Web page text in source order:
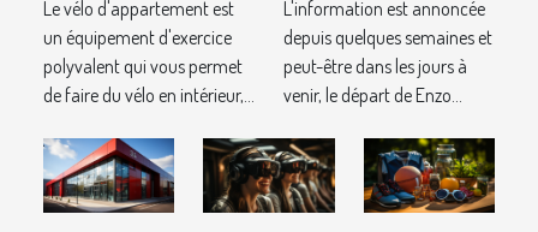
d'appartement ?
Le vélo d'appartement est
un équipement d'exercice
polyvalent qui vous permet
de faire du vélo en intérieur,...
réalité ?
L'information est annoncée
depuis quelques semaines et
peut-être dans les jours à
venir, le départ de Enzo...